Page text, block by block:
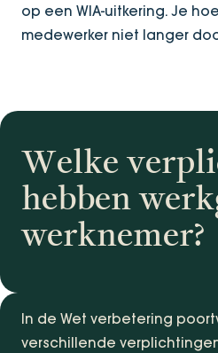
op een WIA-uitkering. Je
medewerker niet langer
Welke
hebben
werknemer?
In de Wet verbetering
verschillende